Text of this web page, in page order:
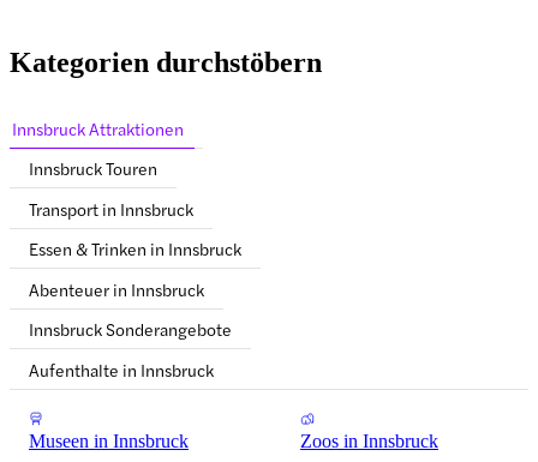
Kategorien durchstöbern
Innsbruck Attraktionen
Innsbruck Touren
Transport in Innsbruck
Essen & Trinken in Innsbruck
Abenteuer in Innsbruck
Innsbruck Sonderangebote
Aufenthalte in Innsbruck
Museen in Innsbruck Zoos in Innsbruck